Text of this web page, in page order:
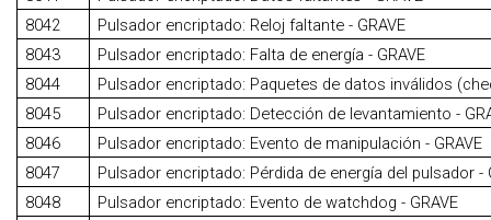
8042
Pulsador encriptado: Reloj faltante - GRAVE
8043
Pulsador encriptado: Falta de energía - GRAVE
8044
Pulsador encriptado: Paquetes de datos inválidos
8045
Pulsador encriptado: Detección de levantamiento -
8046
Pulsador encriptado: Evento de manipulación - GRAVE
8047
Pulsador encriptado: Pérdida de energía del pulsador -
8048
Pulsador encriptado: Evento de watchdog - GRAVE